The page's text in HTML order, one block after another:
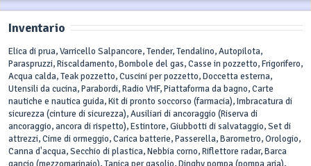
Inventario
Elica di prua, Varricello Salpancore, Tender, Tendalino, Autopilota,
Paraspruzzi, Riscaldamento, Bombole del gas, Casse in pozzetto, Frigorifero,
Acqua calda, Teak pozzetto, Cuscini per pozzetto, Doccetta esterna,
Utensili da cucina, Parabordi, Radio VHF, Piattaforma da bagno, Carte
nautiche e nautica guida, Kit di pronto soccorso (farmacia), Imbracatura di
sicurezza (cinture di sicurezza), Ausiliari di ancoraggio (Riserva di
ancoraggio, ancora di rispetto), Estintore, Giubbotti di salvataggio, Set di
attrezzi, Cime di ormeggio, Carica batterie, Passerella, Barometro, Orologio,
Canna d'acqua, Secchio di plastica, Nebbia corno, Riflettore radar, Barca